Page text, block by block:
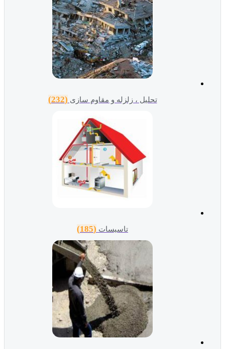
تحلیل ، زلزله و مقاوم سازی(232)
تاسیسات(185)